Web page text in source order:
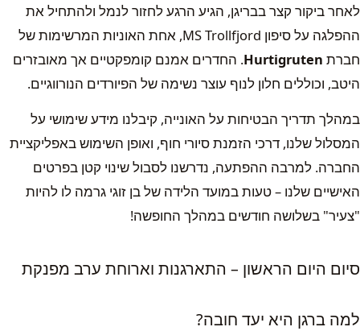
לאחר ביקור קצר בבריגן, הגיע הרגע לחזור לנמל ולהתחיל את
ההפלגה על סיפון MS Trollfjord, אחת האוניות המרשימות של
חברת Hurtigruten. החדרים אמנם קומפקטיים אך מאובזרים
היטב, וכוללים חלון לנוף עוצר נשימה של הפיורדים הנורווגיים.
במהלך תדריך הבטיחות על האונייה, קיבלנו מידע שימושי על
המסלול שלנו, דרכי הזמנת סיורי חוף, ואופן השימוש באפליקציית
החברה. למרבה ההפתעה, נדרשנו לסבול שינוי קטן בפרטים
האישיים שלנו – טעות במועד הלידה של בן זוגי גרמה לו להיות
"צעיר" בשלושה חודשים במהלך החופשה!
סיום היום הראשון – התארגנות וארוחת ערב מפנקת
למה ברגן היא יעד חובה?